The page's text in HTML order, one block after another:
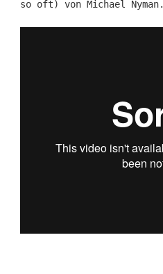
so oft) von Michael Nyman.